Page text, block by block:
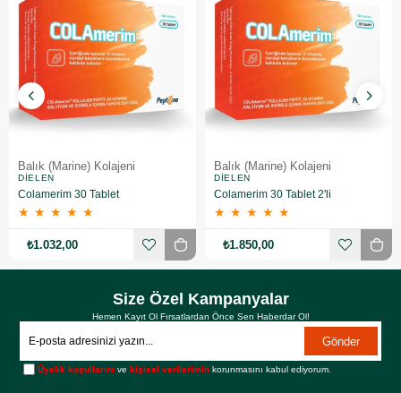
Balık (Marine) Kolajeni
DIELEN
Colamerim 30 Tablet
★ ★ ★ ★ ★
₺1.032,00
Balık (Marine) Kolajeni
DIELEN
Colamerim 30 Tablet 2'li
★ ★ ★ ★ ★
₺1.850,00
Size Özel Kampanyalar
Hemen Kayıt Ol Fırsatlardan Önce Sen Haberdar Ol!
Gönder
Üyelik koşullarını vekişisel verilerimin korunmasını kabul ediyorum.